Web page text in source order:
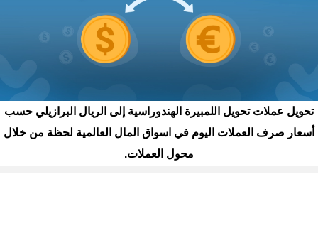
تحويل عملات تحويل اللمبيرة الهندوراسية إلى الريال البرازيلي حسب
أسعار صرف العملات اليوم في اسواق المال العالمية لحظة من خلال
محول العملات.